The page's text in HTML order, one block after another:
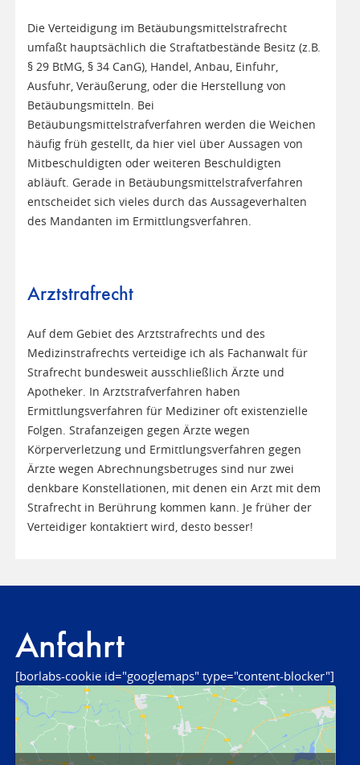
Die Verteidigung im Betäubungsmittelstrafrecht
umfaßt hauptsächlich die Straftatbestände Besitz (z.B.
§ 29 BtMG, § 34 CanG), Handel, Anbau, Einfuhr,
Ausfuhr, Veräußerung, oder die Herstellung von
Betäubungsmitteln. Bei
Betäubungsmittelstrafverfahren werden die Weichen
häufig früh gestellt, da hier viel über Aussagen von
Mitbeschuldigten oder weiteren Beschuldigten
abläuft. Gerade in Betäubungsmittelstrafverfahren
entscheidet sich vieles durch das Aussageverhalten
des Mandanten im Ermittlungsverfahren.
Arztstrafrecht
Auf dem Gebiet des Arztstrafrechts und des
Medizinstrafrechts verteidige ich als Fachanwalt für
Strafrecht bundesweit ausschließlich Ärzte und
Apotheker. In Arztstrafverfahren haben
Ermittlungsverfahren für Mediziner oft existenzielle
Folgen. Strafanzeigen gegen Ärzte wegen
Körperverletzung und Ermittlungsverfahren gegen
Ärzte wegen Abrechnungsbetruges sind nur zwei
denkbare Konstellationen, mit denen ein Arzt mit dem
Strafrecht in Berührung kommen kann. Je früher der
Verteidiger kontaktiert wird, desto besser!
Anfahrt
[borlabs-cookie id="googlemaps" type="content-blocker"]